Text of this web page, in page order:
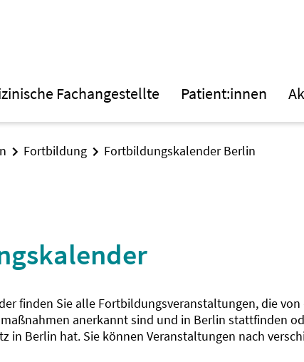
Fachangestellte Patient:innen
Fortbildung Fortbildungskalender Berlin
finden Sie alle Fortbildungsveranstaltungen, die
anerkannt sind und in Berlin stattfinden
in Berlin hat. Sie können Veranstaltungen nach